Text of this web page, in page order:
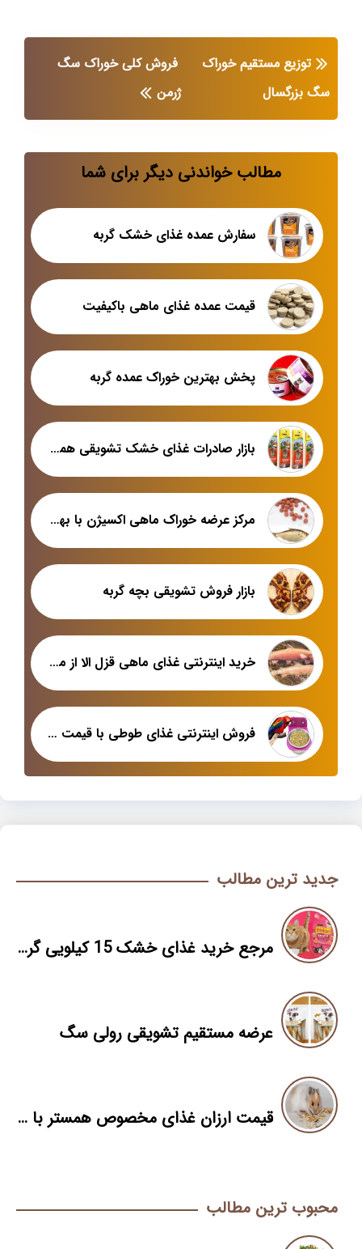
توزیع مستقیم خوراک
سگ بزرگسال
فروش کلی خوراک سگ
ژرمن
مطالب خواندنی دیگر برای شما
سفارش عمده غذای خشک گربه
قیمت عمده غذای ماهی باکیفیت
پخش بهترین خوراک عمده گربه
بازار صادرات غذای خشک تشویقی همستر
مرکز عرضه خوراک ماهی اکسیژن با بهترین قیمت
بازار فروش تشویقی بچه گربه
خرید اینترنتی غذای ماهی قزل الا از معتبرترین فروشگاه
فروش اینترنتی غذای طوطی با قیمت مناسب
جدید ترین مطالب
مرجع خرید غذای خشک 15 کیلویی گربه
عرضه مستقیم تشویقی رولی سگ
قیمت ارزان غذای مخصوص همستر با خرید عمده
محبوب ترین مطالب